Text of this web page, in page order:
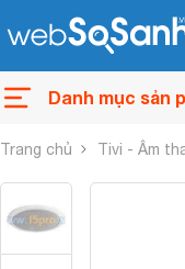
Danh mục sản
Trang chủ Tivi - Âm